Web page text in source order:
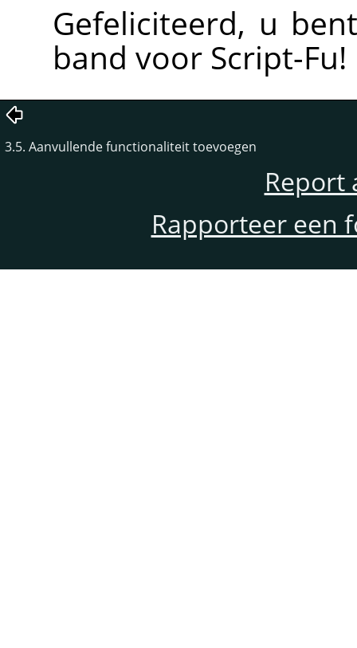
Gefeliciteerd, u
band voor Script-Fu!
3.5. Aanvullende functionaliteit toevoegen
Report
Rapporteer een